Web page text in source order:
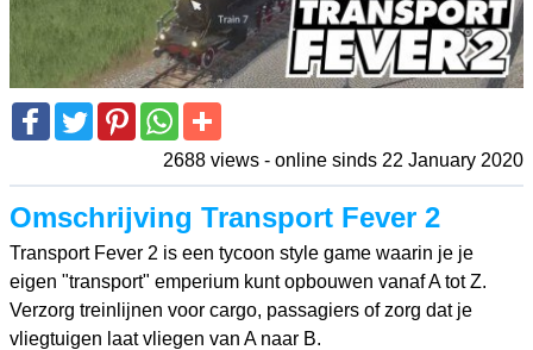
2688 views - online sinds 22 January 2020
Omschrijving Transport Fever 2
Transport Fever 2 is een tycoon style game waarin je je
eigen "transport" emperium kunt opbouwen vanaf A tot Z.
Verzorg treinlijnen voor cargo, passagiers of zorg dat je
vliegtuigen laat vliegen van A naar B.